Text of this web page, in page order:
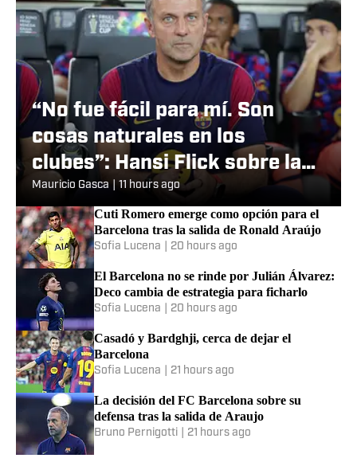
“No fue fácil para mí. Son
cosas naturales en los
clubes”: Hansi Flick sobre las
salidas de Roony, Casadó y
Araujo
Mauricio Gasca 11 hours ago
Cuti Romero emerge como opción para el
Barcelona tras la salida de Ronald Araújo
Sofia Lucena 20 hours ago
El Barcelona no se rinde por Julián Álvarez:
Deco cambia de estrategia para ficharlo
Sofia Lucena 20 hours ago
Casadó y Bardghji, cerca de dejar el
Barcelona
Sofia Lucena 21 hours ago
La decisión del FC Barcelona sobre su
defensa tras la salida de Araujo
Bruno Pernigotti 21 hours ago